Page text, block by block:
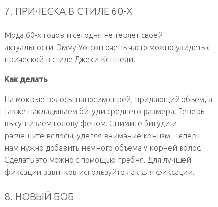
7. ПРИЧЕСКА В СТИЛЕ 60-Х
Мода 60-х годов и сегодня не теряет своей
актуальности. Эмму Уотсон очень часто можно увидеть с
прической в стиле Джеки Кеннеди.
Как делать
На мокрые волосы наносим спрей, придающий объем, а
также накладываем бигуди среднего размера. Теперь
высушиваем голову феном. Снимите бигуди и
расчешите волосы, уделяя внимание концам. Теперь
нам нужно добавить немного объема у корней волос.
Сделать это можно с помощью гребня. Для лучшей
фиксации завитков используйте лак для фиксации.
8. НОВЫЙ БОБ